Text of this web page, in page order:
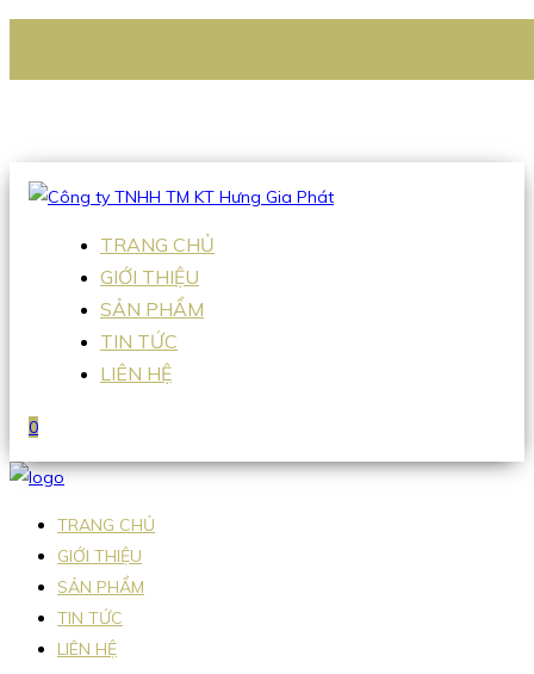
Hotline:0938 336 079
TRANG CHỦ
GIỚI THIỆU
SẢN PHẨM
TIN TỨC
LIÊN HỆ
0
TRANG CHỦ
GIỚI THIỆU
SẢN PHẨM
TIN TỨC
LIÊN HỆ